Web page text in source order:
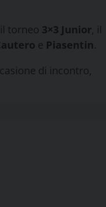
torneo 3×3 Junior, il
e Piasentin.
di incontro,